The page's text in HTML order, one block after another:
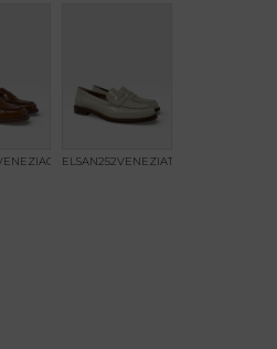
ELSAN252VENEZIATALCO